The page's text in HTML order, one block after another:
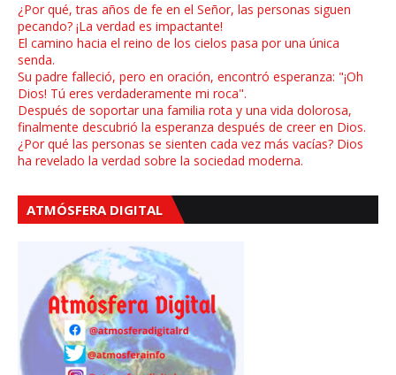
¿Por qué, tras años de fe en el Señor, las personas siguen
pecando? ¡La verdad es impactante!
El camino hacia el reino de los cielos pasa por una única
senda.
Su padre falleció, pero en oración, encontró esperanza: "¡Oh
Dios! Tú eres verdaderamente mi roca".
Después de soportar una familia rota y una vida dolorosa,
finalmente descubrió la esperanza después de creer en Dios.
¿Por qué las personas se sienten cada vez más vacías? Dios
ha revelado la verdad sobre la sociedad moderna.
ATMÓSFERA DIGITAL